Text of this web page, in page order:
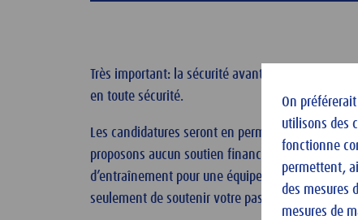
Très important: la sécurité avant tout. Ne vous
en toute sécurité.
Les candidatures seront en permanence
proposons aucun soutien financier direct mais
d’entraînement pour une équipe de foot. Ces
seulement de soutenir votre passion, mais
On
utilisons des
fonctionne
permettent,
des mesures
mesures de